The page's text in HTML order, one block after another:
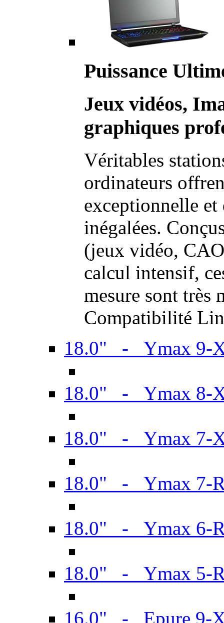
Puissance
Jeux vidéos,
graphiques
Véritables
ordinateurs
exceptionnelle et
inégalées.
(jeux vidéo,
calcul intensif,
mesure sont très
Compatibilité
18.0" - Ymax 9-
18.0" - Ymax 8-
18.0" - Ymax 7-
18.0" - Ymax 7-
18.0" - Ymax 6-
18.0" - Ymax 5-
16.0" - Epure 9-